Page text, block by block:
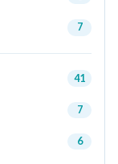
7
41
7
6